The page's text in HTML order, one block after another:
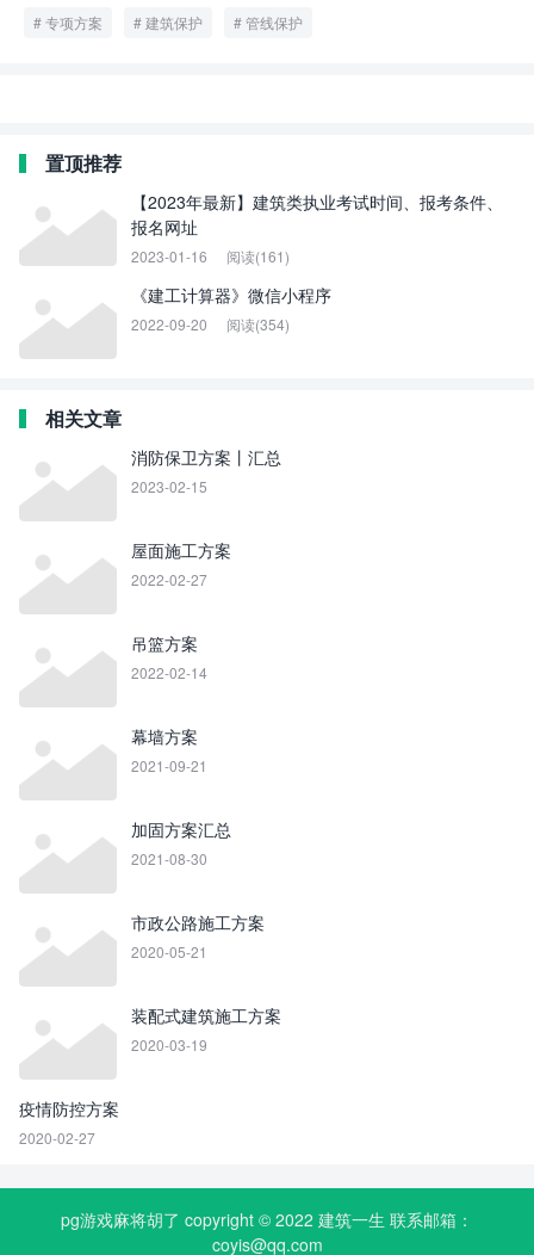
专项方案 建筑保护 管线保护
置顶推荐
【2023年最新】建筑类执业考试时间、报考条件、
报名网址
2023-01-16 阅读(161)
《建工计算器》微信小程序
2022-09-20 阅读(354)
相关文章
消防保卫方案丨汇总
2023-02-15
屋面施工方案
2022-02-27
吊篮方案
2022-02-14
幕墙方案
2021-09-21
加固方案汇总
2021-08-30
市政公路施工方案
2020-05-21
装配式建筑施工方案
2020-03-19
疫情防控方案
2020-02-27
pg游戏麻将胡了 copyright © 2022 建筑一生 联系邮箱：
coyis@qq.com